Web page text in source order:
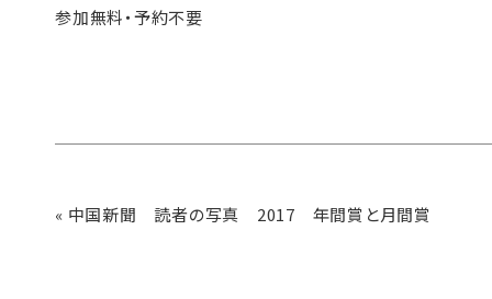
参加無料・予約不要
« 中国新聞 読者の写真 2017 年間賞と月間賞